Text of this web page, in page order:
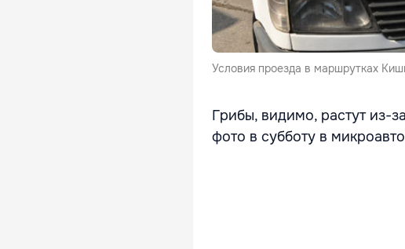
Условия проезда в маршрутках
Грибы, видимо, растут из-
фото в субботу в